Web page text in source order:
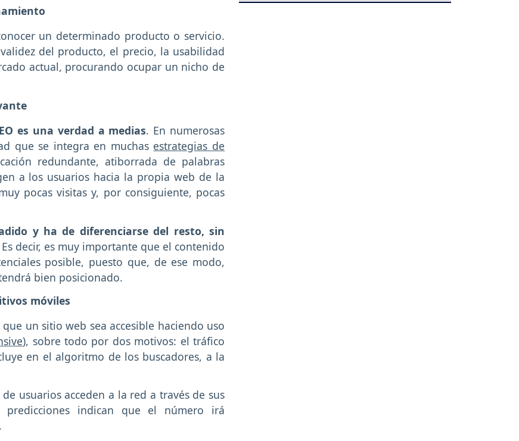
un determinado producto o servicio.
del producto, el precio, la usabilidad
actual, procurando ocupar un nicho de
es una verdad a medias. En numerosas
que se integra en muchas estrategias de
redundante, atiborrada de palabras
a los usuarios hacia la propia web de la
pocas visitas y, por consiguiente, pocas
y ha de diferenciarse del resto, sin
decir, es muy importante que el contenido
posible, puesto que, de ese modo,
bien posicionado.
móviles
un sitio web sea accesible haciendo uso
), sobre todo por dos motivos: el tráfico
en el algoritmo de los buscadores, a la
usuarios acceden a la red a través de sus
predicciones indican que el número irá